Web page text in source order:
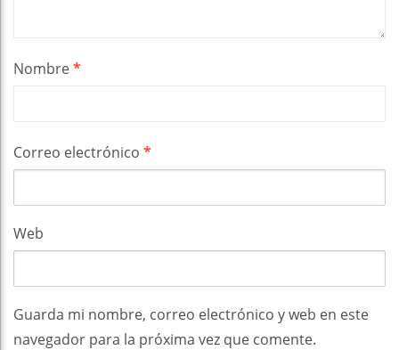
Nombre*
Correo electrónico *
Web
Guarda mi nombre, correo electrónico y web en este
navegador para la próxima vez que comente.